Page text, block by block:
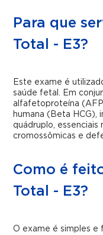
Para que
Total - E3?
Este exame é
saúde fetal. Em
alfafetoproteína
humana (Beta HCG),
quádruplo, essenciais
cromossômicas e
Como é
Total - E3?
O exame é simples e